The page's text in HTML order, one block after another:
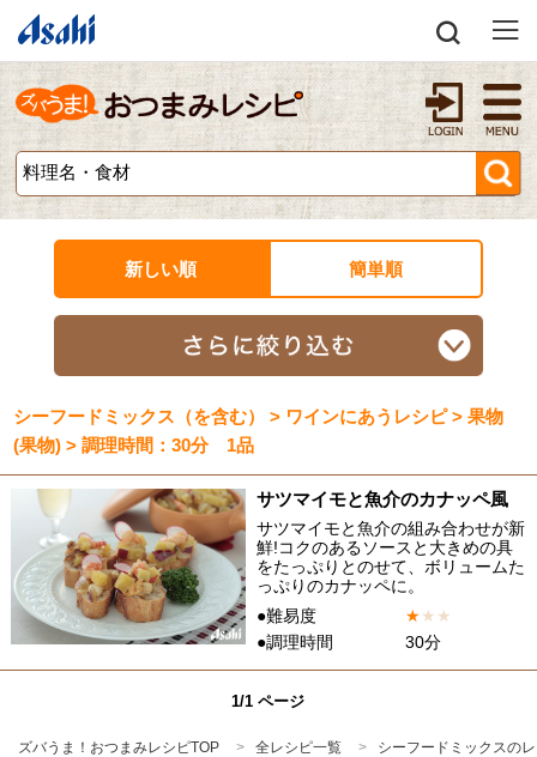
新しい順 簡単順
シーフードミックス（を含む） > ワインにあうレシピ > 果物
(果物) > 調理時間：30分 1品
サツマイモと魚介のカナッペ風
サツマイモと魚介の組み合わせが新
鮮!コクのあるソースと大きめの具
をたっぷりとのせて、ボリュームた
っぷりのカナッペに。
●難易度
★★ ★
●調理時間
30分
1/1 ページ
ズバうま！おつまみレシピTOP 全レシピ一覧
シーフードミックスの